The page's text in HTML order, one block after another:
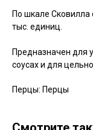
По шкале Сковилла
тыс. единиц.
Предназначен для
соусах и для
Перцы: Перцы